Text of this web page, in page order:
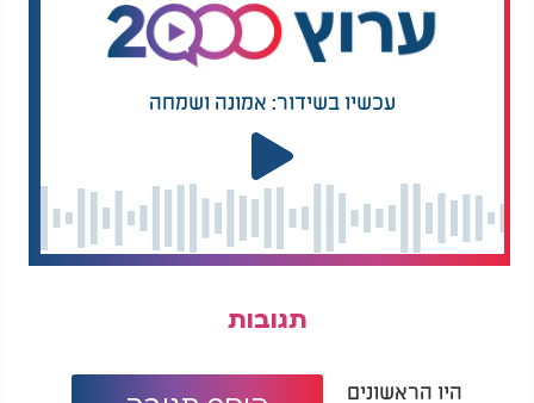
מיוחדת, מחוברת ומשמעותית.
עכשיו בשידור: אמונה ושמחה
תגובות
היו הראשונים